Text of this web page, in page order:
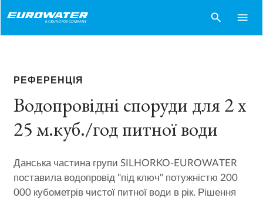
search menu
РЕФЕРЕНЦІЯ
Водопровідні споруди для 2 х
25 м.куб./год питної води
Данська частина групи SILHORKO-EUROWATER
поставила водопровід "під ключ" потужністю 200
000 кубометрів чистої питної води в рік. Рішення